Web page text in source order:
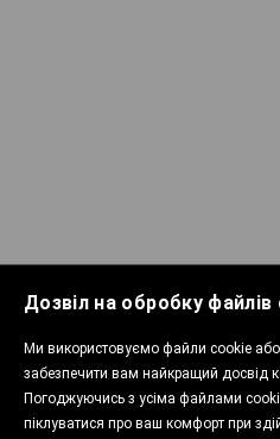
Дозвіл на обробку
Ми використовуємо файли cookie або
забезпечити вам найкращий досвід
Погоджуючись з усіма файлами
піклуватися про ваш комфорт при